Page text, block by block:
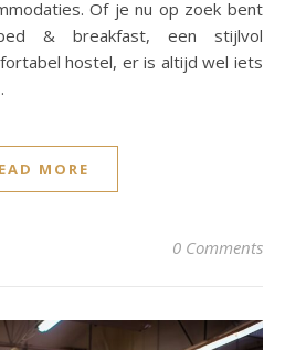
Of je nu op zoek bent
& breakfast, een stijlvol
hostel, er is altijd wel iets
MORE
0 Comments